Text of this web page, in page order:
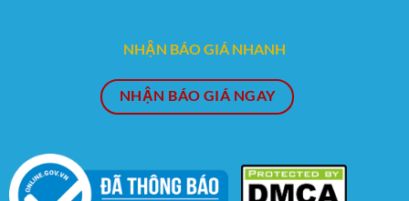
NHẬN BÁO GIÁ NHANH
NHẬN BÁO GIÁ NGAY